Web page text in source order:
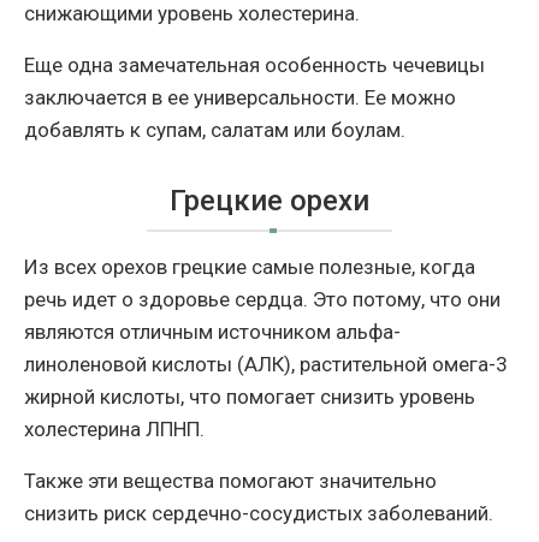
снижающими уровень холестерина.
Еще одна замечательная особенность чечевицы
заключается в ее универсальности. Ее можно
добавлять к супам, салатам или боулам.
Грецкие орехи
Из всех орехов грецкие самые полезные, когда
речь идет о здоровье сердца. Это потому, что они
являются отличным источником альфа-
линоленовой кислоты (АЛК), растительной омега-3
жирной кислоты, что помогает снизить уровень
холестерина ЛПНП.
Также эти вещества помогают значительно
снизить риск сердечно-сосудистых заболеваний.